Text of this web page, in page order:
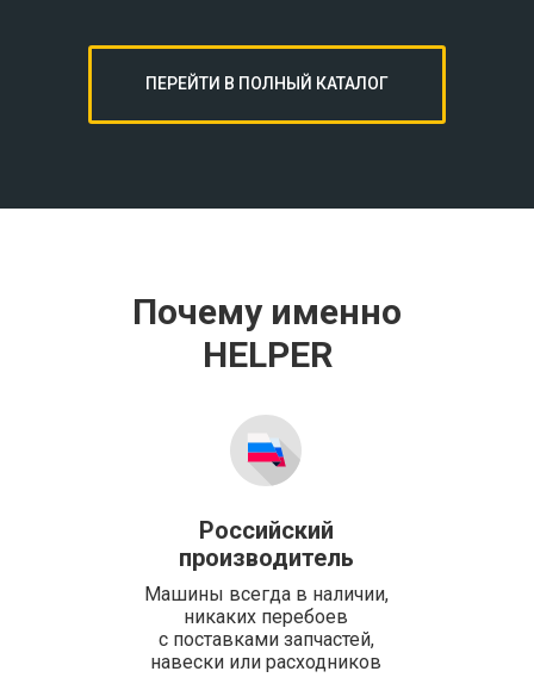
ПЕРЕЙТИ В ПОЛНЫЙ КАТАЛОГ
Почему именно
HELPER
Российский
производитель
Машины всегда в наличии,
никаких перебоев
с поставками запчастей,
навески или расходников